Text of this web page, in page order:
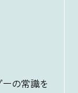
の常識を